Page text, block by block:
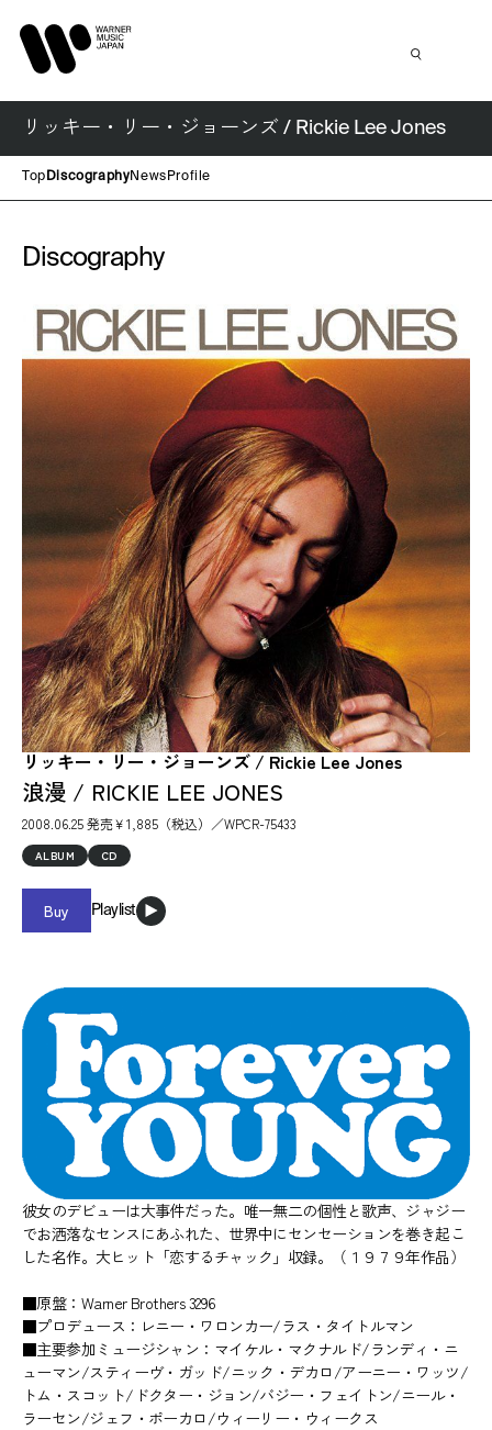
リッキー・リー・ジョーンズ / Rickie Lee Jones
Top DiscographyNews Profile
Discography
リッキー・リー・ジョーンズ / Rickie Lee Jones
浪漫 / RICKIE LEE JONES
2008.06.25 発売￥1,885（税込）／WPCR-75433
ALBUM CD
Buy Playlist
彼女のデビューは大事件だった。唯一無二の個性と歌声、ジャジー
でお洒落なセンスにあふれた、世界中にセンセーションを巻き起こ
した名作。大ヒット「恋するチャック」収録。（１９７９年作品）
■原盤：Warner Brothers 3296
■プロデュース：レニー・ワロンカー/ラス・タイトルマン
■主要参加ミュージシャン：マイケル・マクナルド/ランディ・ニ
ューマン/スティーヴ・ガッド/ニック・デカロ/アーニー・ワッツ/
トム・スコット/ドクター・ジョン/バジー・フェイトン/ニール・
ラーセン/ジェフ・ポーカロ/ウィーリー・ウィークス